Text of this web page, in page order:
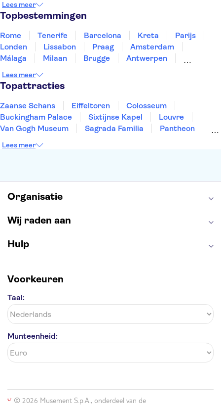
Slovenië
Thailand
Lees meer
Topbestemmingen
Rome Tenerife Barcelona Kreta
Parijs
Londen
Lissabon Praag
Amsterdam
Málaga
Milaan Brugge
Antwerpen
Eindhoven
Lees meer
Topattracties
Zaanse Schans Eiffeltoren
Colosseum
Buckingham Palace
Sixtijnse Kapel
Louvre
Van Gogh Museum
Sagrada Familia
Pantheon
Keukenhof
Lees meer
Organisatie
Wij raden aan
Hulp
Voorkeuren
Taal:
Munteenheid:
© 2026 Musement S.p.A., onderdeel van de